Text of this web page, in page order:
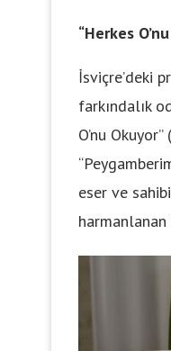
“Herkes
İsviçre’deki
farkındalık
O’nu
eser ve